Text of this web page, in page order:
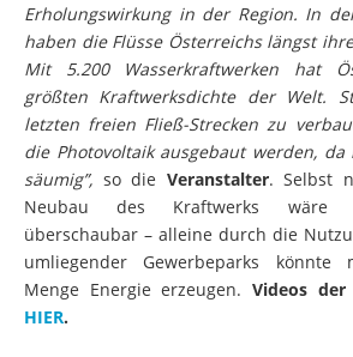
Erholungswirkung in der Region. In
haben die Flüsse Österreichs längst
Mit 5.200 Wasserkraftwerken hat
größten Kraftwerksdichte der Welt.
letzten freien Fließ-Strecken zu
die Photovoltaik ausgebaut werden,
säumig”, so die Veranstalter. Selbst
Neubau des Kraftwerks wäre
überschaubar – alleine durch die
umliegender Gewerbeparks
Menge Energie erzeugen.Videos
HIER.